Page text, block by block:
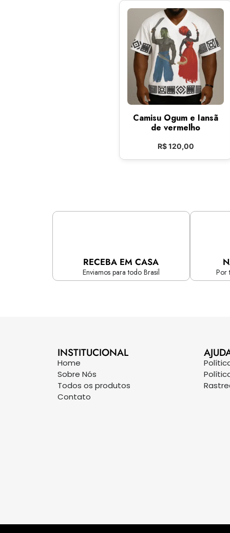
Camisu Ogum e Iansã
de vermelho
R$120,00
RECEBA EM CASA
Enviamos para todo Brasil Por
INSTITUCIONAL
Home
Sobre Nós
Todos os produtos
Contato